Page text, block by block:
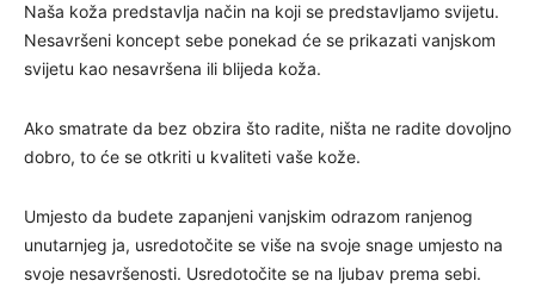
Naša koža predstavlja način na koji se predstavljamo svijetu.
Nesavršeni koncept sebe ponekad će se prikazati vanjskom
svijetu kao nesavršena ili blijeda koža.
Ako smatrate da bez obzira što radite, ništa ne radite dovoljno
dobro, to će se otkriti u kvaliteti vaše kože.
Umjesto da budete zapanjeni vanjskim odrazom ranjenog
unutarnjeg ja, usredotočite se više na svoje snage umjesto na
svoje nesavršenosti. Usredotočite se na ljubav prema sebi.